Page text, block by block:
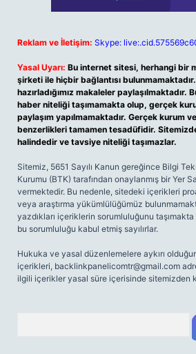
Reklam ve İletişim: Skype:
Yasal Uyarı: Bu internet sitesi, herhangi bir
şirketi ile hiçbir bağlantısı
hazırladığımız makaleler paylaşılmaktadır.
haber niteliği taşımamakta olup, gerçek
paylaşım yapılmamaktadır. Gerçek kurum
benzerlikleri tamamen tesadüfidir.
halindedir ve tavsiye niteliği taşımazlar.
Sitemiz, 5651 Sayılı Kanun gereğince Bilgi
Kurumu (BTK) tarafından onaylanmış bir Yer
vermektedir. Bu nedenle, sitedeki içerikleri
veya araştırma yükümlülüğümüz
yazdıkları içeriklerin sorumluluğunu
bu sorumluluğu kabul etmiş sayılırlar.
Hukuka ve yasal düzenlemelere aykırı
içerikleri, backlinkpanelicomtr@gmail.com
ilgili içerikler yasal süre içerisinde sitemizden